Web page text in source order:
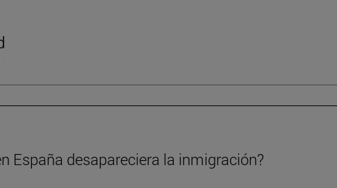
España desapareciera la inmigración?